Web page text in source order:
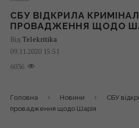
СБУ ВІДКРИЛА
ПРОВАДЖЕННЯ ЩОДО
Від Telekritika
09.11.2020 15:51
6036
Головна Новини
СБУ
провадження щодо Шарія